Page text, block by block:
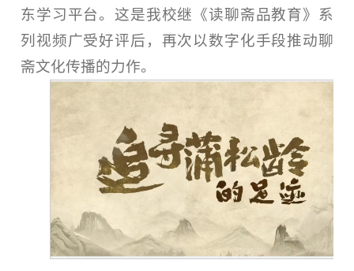
东学习平台。这是我校继《读聊斋品教育》系
列视频广受好评后，再次以数字化手段推动聊
斋文化传播的力作。